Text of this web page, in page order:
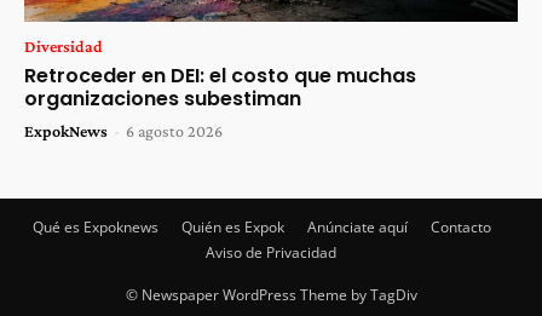
Diversidad
Retroceder en DEI: el costo que muchas
organizaciones subestiman
ExpokNews - 6 agosto 2026
Qué es Expoknews Quién es Expok Anúnciate aquí
Contacto
Aviso de Privacidad
© Newspaper WordPress Theme by TagDiv